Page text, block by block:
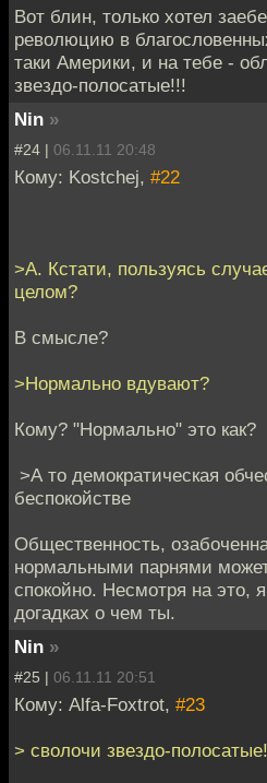
Вот блин, только хотел
революцию в
таки Америки, и на тебе -
звездо-полосатые!!!
Nin »
#24 | 06.11.11 20:48
Кому: Kostchej, #22
>А. Кстати, пользуясь
целом?
В смысле?
>Нормально вдувают?
Кому? "Нормально" это как?
>А то демократическая
беспокойстве
Общественность,
нормальными парнями
спокойно. Несмотря на это,
догадках о чем ты.
Nin »
#25 | 06.11.11 20:51
Кому: Alfa-Foxtrot, #23
> сволочи звездо-